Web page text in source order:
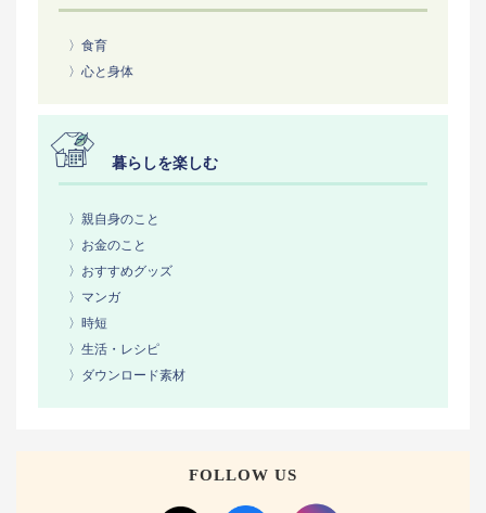
〉食育
〉心と身体
暮らしを楽しむ
〉親自身のこと
〉お金のこと
〉おすすめグッズ
〉マンガ
〉時短
〉生活・レシピ
〉ダウンロード素材
FOLLOW US